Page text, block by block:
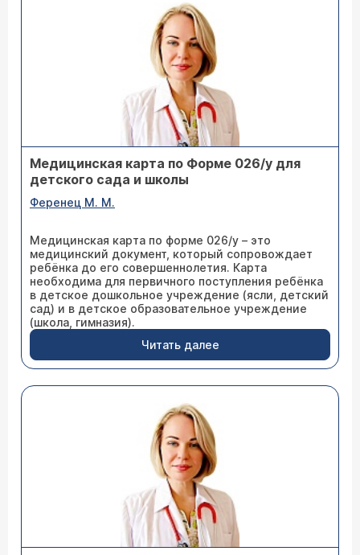
Медицинская карта по Форме 026/у для
детского сада и школы
Ференец М. М.
Медицинская карта по форме 026/у – это
медицинский документ, который сопровождает
ребёнка до его совершеннолетия. Карта
необходима для первичного поступления ребёнка
в детское дошкольное учреждение (ясли, детский
сад) и в детское образовательное учреждение
(школа, гимназия).
Читать далее